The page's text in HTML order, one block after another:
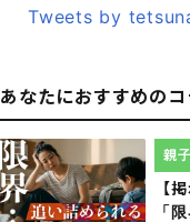
Tweets by
あなたにおすすめのコ
【
「
親